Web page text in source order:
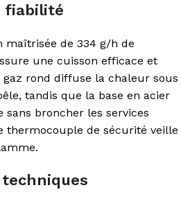
fiabilité
maîtrisée de 334 g/h de
une cuisson efficace et
rond diffuse la chaleur sous
tandis que la base en acier
sans broncher les services
thermocouple de sécurité veille